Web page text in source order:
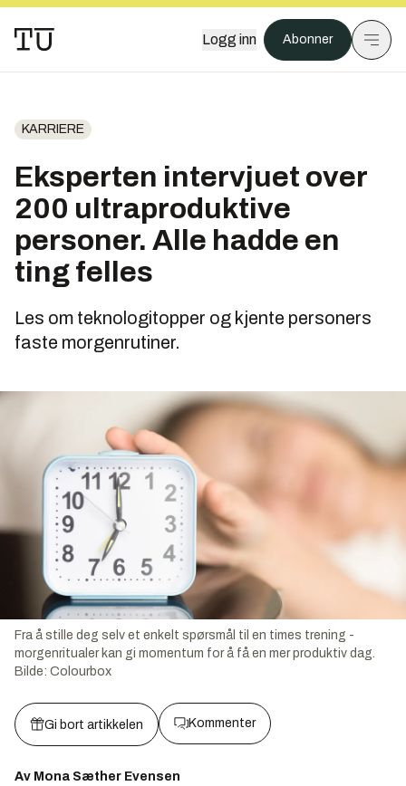
Logg inn Abonner
KARRIERE
Eksperten intervjuet over
200 ultraproduktive
personer. Alle hadde en
ting felles
Les om teknologitopper og kjente personers
faste morgenrutiner.
Fra å stille deg selv et enkelt spørsmål til en times trening -
morgenritualer kan gi momentum for å få en mer produktiv dag.
Bilde: Colourbox
Gi bort artikkelen Kommenter
Av Mona Sæther Evensen